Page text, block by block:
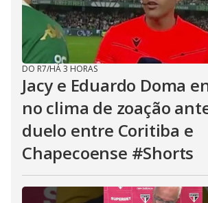
DO R7/HÁ 3 HORAS
Jacy e Eduardo Doma
no clima de zoação
duelo entre Coritiba e
Chapecoense #Shorts